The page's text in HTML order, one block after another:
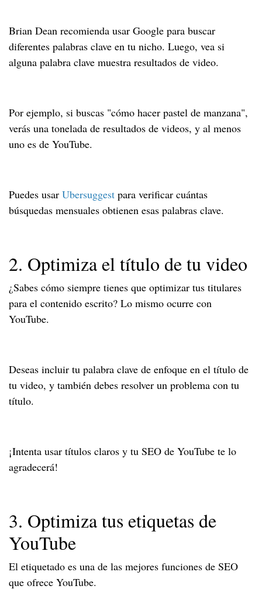
Brian Dean recomienda usar Google para buscar
diferentes palabras clave en tu nicho. Luego, vea si
alguna palabra clave muestra resultados de video.
Por ejemplo, si buscas "cómo hacer pastel de manzana",
verás una tonelada de resultados de videos, y al menos
uno es de YouTube.
Puedes usar Ubersuggest para verificar cuántas
búsquedas mensuales obtienen esas palabras clave.
2. Optimiza el título de tu video
¿Sabes cómo siempre tienes que optimizar tus titulares
para el contenido escrito? Lo mismo ocurre con
YouTube.
Deseas incluir tu palabra clave de enfoque en el título de
tu video, y también debes resolver un problema con tu
título.
¡Intenta usar títulos claros y tu SEO de YouTube te lo
agradecerá!
3. Optimiza tus etiquetas de
YouTube
El etiquetado es una de las mejores funciones de SEO
que ofrece YouTube.